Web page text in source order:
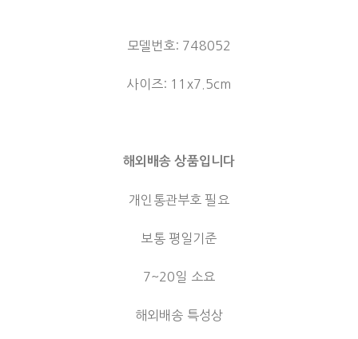
모델번호: 748052
사이즈: 11x7.5cm
해외배송 상품입니다
개인통관부호 필요
보통 평일기준
7~20일 소요
해외배송 특성상